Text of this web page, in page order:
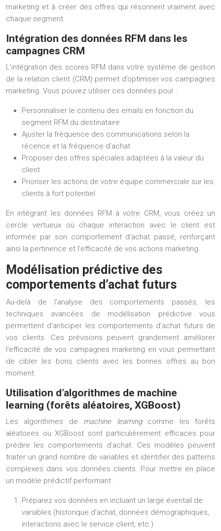
marketing et à créer des offres qui résonnent vraiment avec
chaque segment.
Intégration des données RFM dans les
campagnes CRM
L’intégration des scores RFM dans votre système de gestion
de la relation client (CRM) permet d’optimiser vos campagnes
marketing. Vous pouvez utiliser ces données pour :
Personnaliser le contenu des emails en fonction du
segment RFM du destinataire
Ajuster la fréquence des communications selon la
récence et la fréquence d’achat
Proposer des offres spéciales adaptées à la valeur du
client
Prioriser les actions de votre équipe commerciale sur les
clients à fort potentiel
En intégrant les données RFM à votre CRM, vous créez un
cercle vertueux où chaque interaction avec le client est
informée par son comportement d’achat passé, renforçant
ainsi la pertinence et l’efficacité de vos actions marketing.
Modélisation prédictive des
comportements d’achat futurs
Au-delà de l’analyse des comportements passés, les
techniques avancées de modélisation prédictive vous
permettent d’anticiper les comportements d’achat futurs de
vos clients. Ces prévisions peuvent grandement améliorer
l’efficacité de vos campagnes marketing en vous permettant
de cibler les bons clients avec les bonnes offres au bon
moment.
Utilisation d’algorithmes de machine
learning (forêts aléatoires, XGBoost)
Les algorithmes de machine learning comme les forêts
aléatoires ou XGBoost sont particulièrement efficaces pour
prédire les comportements d’achat. Ces modèles peuvent
traiter un grand nombre de variables et identifier des patterns
complexes dans vos données clients. Pour mettre en place
un modèle prédictif performant :
Préparez vos données en incluant un large éventail de
variables (historique d’achat, données démographiques,
interactions avec le service client, etc.)